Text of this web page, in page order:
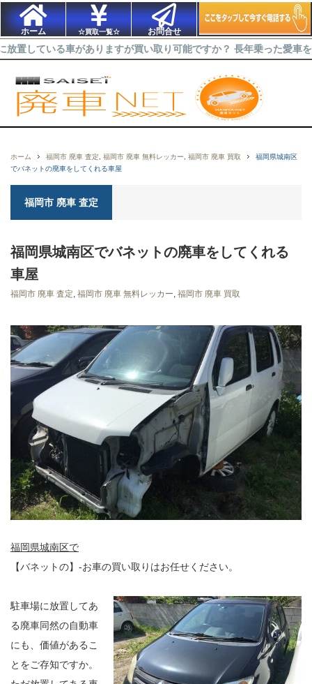
ホーム ☆買取一覧☆ お問合せ
車がありますが買い取り可能ですか？ 長年乗った愛車を出来るだ
ホーム 福岡市 廃車 査定 福岡市 廃車 無料レッカー 福岡市 廃車 買取
福岡県城南区
でバネットの廃車をしてくれる車屋
福岡市 廃車 査定
福岡県城南区でバネットの廃車をしてくれる
車屋
福岡市 廃車 査定, 福岡市 廃車 無料レッカー, 福岡市 廃車 買取
福岡県城南区で
【バネットの】-お車の買い取りはお任せください。
駐車場に放置してあ
る廃車同然の自動車
にも、価値があるこ
とをご存知ですか。